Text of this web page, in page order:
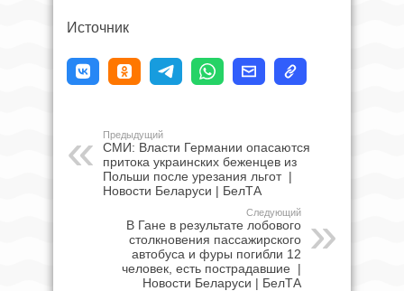
Источник
Предыдущий
СМИ: Власти Германии опасаются
притока украинских беженцев из
Польши после урезания льгот |
Новости Беларуси | БелТА
Следующий
В Гане в результате лобового
столкновения пассажирского
автобуса и фуры погибли 12
человек, есть пострадавшие |
Новости Беларуси | БелТА